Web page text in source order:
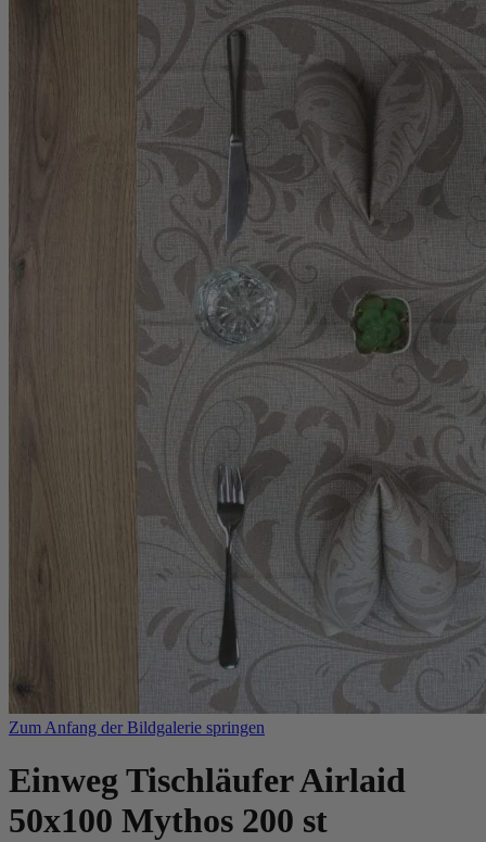
Zum Anfang der Bildgalerie springen
Einweg Tischläufer Airlaid
50x100 Mythos 200 st